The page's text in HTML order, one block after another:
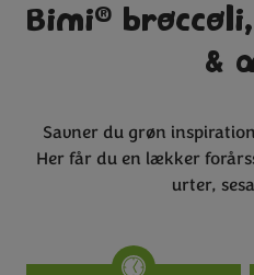
Bimi®
&
Savner du grøn
Her får du en lækker
urter,